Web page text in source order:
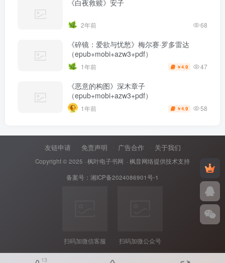
《白夜救赎》安子
2年前 68
《碎镜：爱欲与忧愁》梅尔赛·罗多雷达
（epub+mobi+azw3+pdf）
1年前 ￥4.9 47
《恶意的构图》深木章子
（epub+mobi+azw3+pdf）
1年前 ￥4.9 58
友链申请 免责声明 广告合作 关于我们
Copyright © 2025 · 枫叶电子书网 · 枫音网络提供技术支持
备案号： 湘ICP备2024086901号-1
扫码加微信客服 扫码加微公众号
13